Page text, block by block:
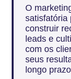
O
satisfatória
construir
leads e
com os
seus
longo